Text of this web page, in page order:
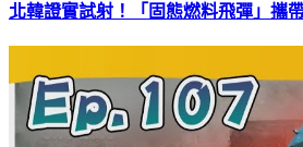
北韓證實試射！「固態燃料飛彈」攜